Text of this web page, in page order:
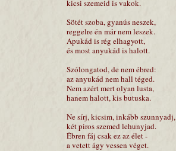
kicsi szemeid is vakok.
Sötét szoba, gyanús neszek,
reggelre én már nem leszek.
Apukád is rég elhagyott,
és most anyukád is halott.
Szólongatod, de nem ébred:
az anyukád nem hall téged.
Nem azért mert olyan lusta,
hanem halott, kis butuska.
Ne sírj, kicsim, inkább szunnyadj,
két piros szemed lehunyjad.
Ébren fáj csak ez az élet -
a vetett ágy vessen véget.